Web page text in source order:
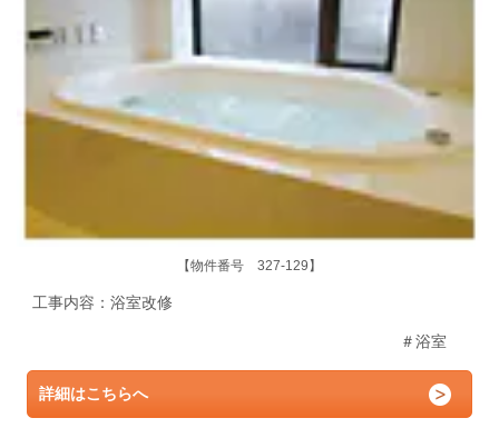
【物件番号 327-129】
工事内容：浴室改修
＃浴室
詳細はこちらへ